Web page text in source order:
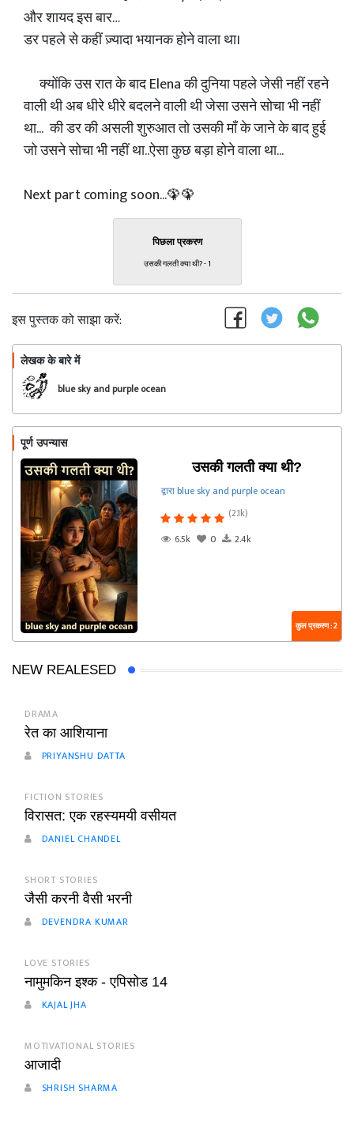
और शायद इस बार…
डर पहले से कहीं ज़्यादा भयानक होने वाला था।
क्योंकि उस रात के बाद Elena की दुनिया पहले जेसी नहीं रहने
वाली थी अब धीरे धीरे बदलने वाली थी जेसा उसने सोचा भी नहीं
था... की डर की असली शुरुआत तो उसकी माँ के जाने के बाद हुई
जो उसने सोचा भी नहीं था..ऐसा कुछ बड़ा होने वाला था...
Next part coming soon...🦚🦚
पिछला प्रकरण
उसकी गलती क्या थी? - 1
इस पुस्तक को साझा करें:
लेखक के बारे में
blue sky and purple ocean
पूर्ण उपन्यास
उसकी गलती क्या थी?
द्वारा blue sky and purple ocean
(2.1k)
6.5k
0 2.4k
कुल प्रकरण : 2
NEW REALESED
DRAMA
रेत का आशियाना
PRIYANSHU DATTA
FICTION STORIES
विरासत: एक रहस्यमयी वसीयत
DANIEL CHANDEL
SHORT STORIES
जैसी करनी वैसी भरनी
DEVENDRA KUMAR
LOVE STORIES
नामुमकिन इश्क - एपिसोड 14
KAJAL JHA
MOTIVATIONAL STORIES
आजादी
SHRISH SHARMA